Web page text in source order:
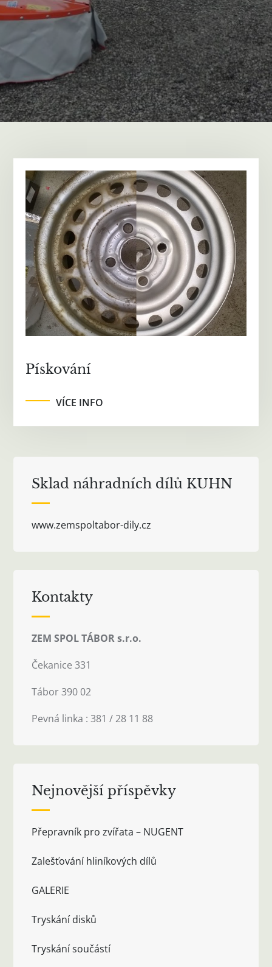
Pískování
VÍCE INFO
Sklad náhradních dílů KUHN
www.zemspoltabor-dily.cz
Kontakty
ZEM SPOL TÁBOR s.r.o.
Čekanice 331
Tábor 390 02
Pevná linka : 381 / 28 11 88
Nejnovější příspěvky
Přepravník pro zvířata – NUGENT
Zalešťování hliníkových dílů
GALERIE
Tryskání disků
Tryskání součástí